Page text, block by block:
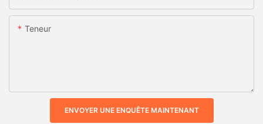
Teneur
ENVOYER UNE ENQUÊTE MAINTENANT